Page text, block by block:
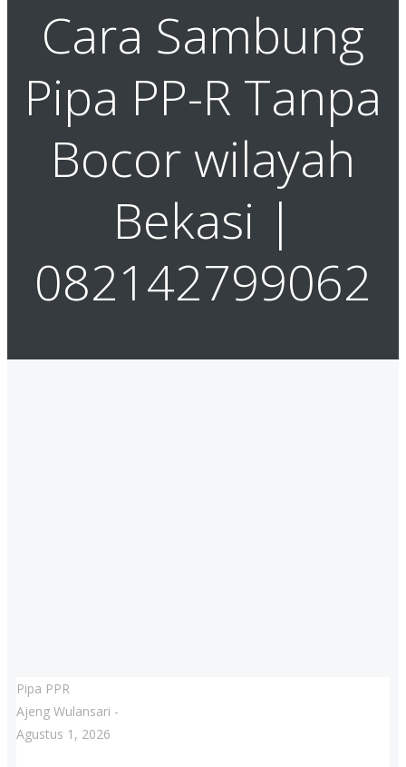
Cara Sambung
Pipa PP-R Tanpa
Bocor wilayah
Bekasi |
082142799062
Pipa PPR
Ajeng Wulansari -
Agustus 1, 2026